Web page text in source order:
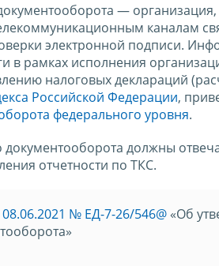
—
каналам
электронной подписи.
в рамках исполнения
налоговых деклараций
Российской Федерации,
федерального уровня.
документооборота должны
отчетности по ТКС.
№ ЕД-7-26/546@ «Об